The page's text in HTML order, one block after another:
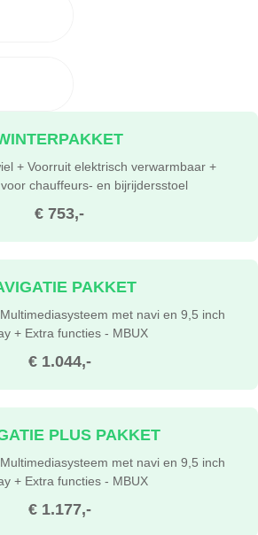
€ 753,-
+ Voorruit elektrisch verwarmbaar +
chauffeurs- en bijrijdersstoel
€ 1.044,-
PAKKET
met navi en 9,5 inch
+ Extra functies - MBUX
€ 1.177,-
PLUS PAKKET
met navi en 9,5 inch
+ Extra functies - MBUX